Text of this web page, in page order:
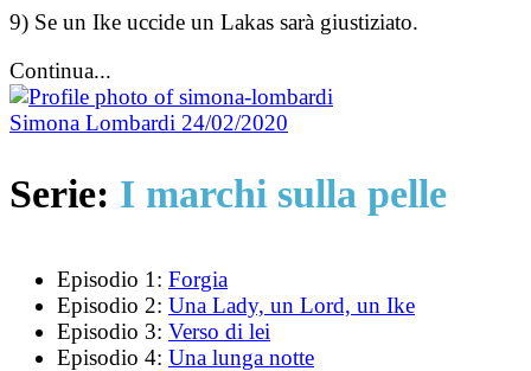
9) Se un Ike uccide un Lakas sarà giustiziato.
Continua...
Simona Lombardi 24/02/2020
Serie: I marchi sulla pelle
Episodio 1: Forgia
Episodio 2: Una Lady, un Lord, un Ike
Episodio 3: Verso di lei
Episodio 4: Una lunga notte